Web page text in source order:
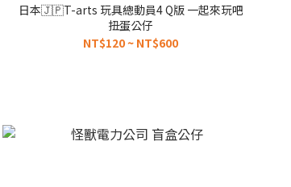
日本🇯🇵T-arts 玩具總動員4 Q版 一起來玩吧
扭蛋公仔
NT$120 ~ NT$600